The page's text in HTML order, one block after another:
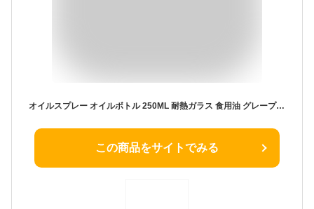
オイルスプレー オイルボトル 250ML 耐熱ガラス 食用油 グレープシードオイル 油 スプレー 料理用 チャコールグレー
この商品をサイトでみる